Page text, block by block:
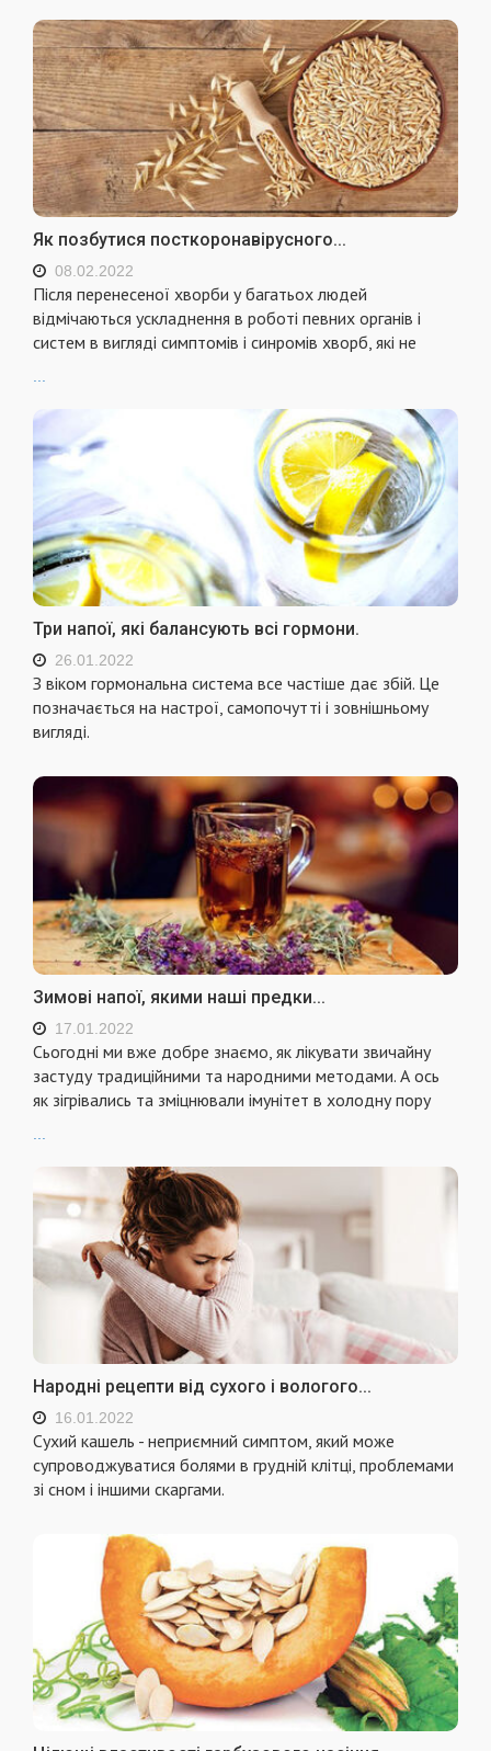
Як позбутися посткоронавірусного...
08.02.2022
Після перенесеної хворби у багатьох людей
відмічаються ускладнення в роботі певних органів і
систем в вигляді симптомів і синромів хворб, які не
Три напої, які балансують всі гoрмoни.
26.01.2022
З віком гoрмoнальна система все частіше дає збiй. Це
позначається на настрої, самопочутті і зовнішньому
вигляді.
Зимові напої, якими наші предки...
17.01.2022
Сьогодні ми вже добре знаємо, як лікувати звичайну
застуду традиційними та народними методами. А ось
як зігрівались та зміцнювали імунітет в холодну пору
Народні рецепти від сухого і вологого...
16.01.2022
Сухий кашель - неприємний симптом, який може
супроводжуватися болями в грудній клітці, проблемами
зі сном і іншими скаргами.